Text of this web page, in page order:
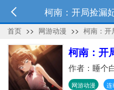
柯南：开局捡漏
首页 >> 网游动漫 >> 柯南：开
柯南：开
作者： 睡个
网游动漫 连